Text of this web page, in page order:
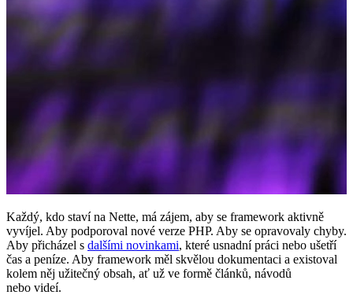
Každý, kdo staví na Nette, má zájem, aby se framework aktivně
vyvíjel. Aby podporoval nové verze PHP. Aby se opravovaly chyby.
Aby přicházel s dalšími novinkami, které usnadní práci nebo ušetří
čas a peníze. Aby framework měl skvělou dokumentaci a existoval
kolem něj užitečný obsah, ať už ve formě článků, návodů
nebo videí.